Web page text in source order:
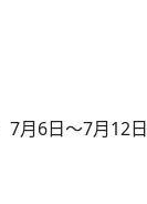
7月6日～7月12